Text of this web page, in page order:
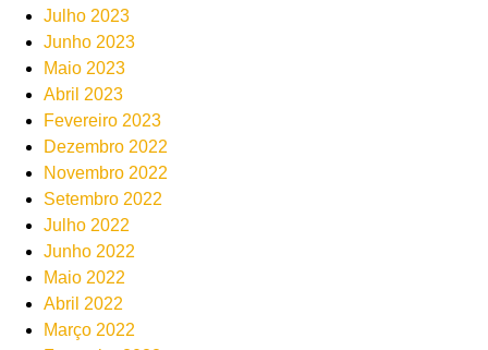
Julho 2023
Junho 2023
Maio 2023
Abril 2023
Fevereiro 2023
Dezembro 2022
Novembro 2022
Setembro 2022
Julho 2022
Junho 2022
Maio 2022
Abril 2022
Março 2022